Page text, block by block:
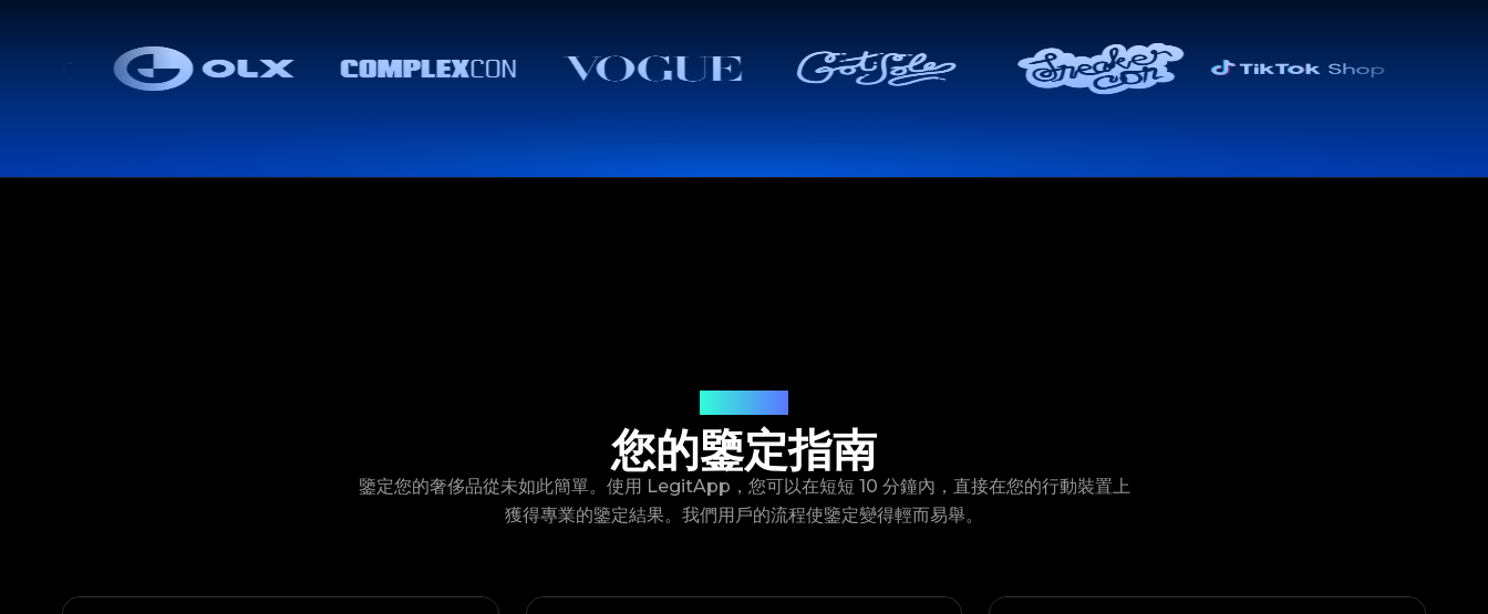
您的鑒定指南
鑒定您的奢侈品從未如此簡單。使用 LegitApp，您可以在短短 10 分鐘內，直接在您的行動裝置上
獲得專業的鑒定結果。我們用戶的流程使鑒定變得輕而易舉。